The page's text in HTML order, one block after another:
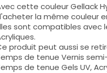
cette couleur Gellack
la même couleur
sont compatibles avec
produit peut aussi se
de tenue Vernis
de tenue Gels UV,